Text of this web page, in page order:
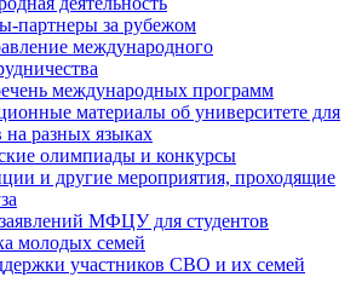
партнеры за рубежом
международного
международных программ
материалы об университете для
на разных языках
олимпиады и конкурсы
и другие мероприятия, проходящие
МФЦУ для студентов
молодых семей
участников СВО и их семей